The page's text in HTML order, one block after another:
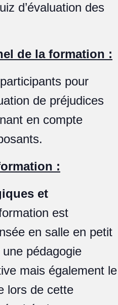
d’évaluation des
de la formation :
pour
de préjudices
en compte
:
et
est
en salle en petit
pédagogie
mais également le
lors de cette